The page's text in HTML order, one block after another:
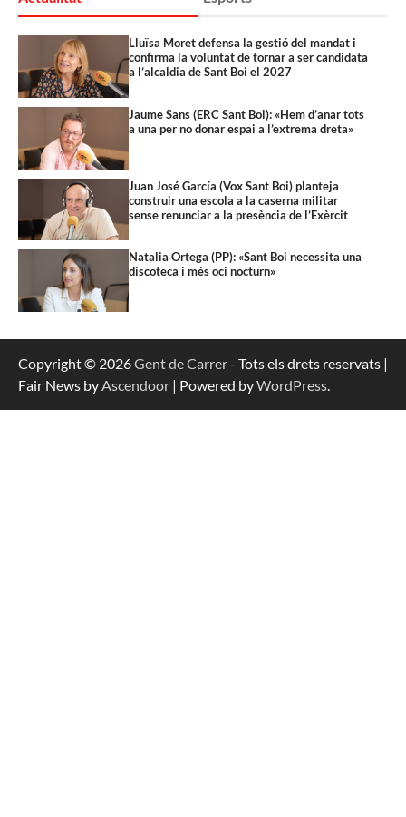
Lluïsa Moret defensa la gestió del mandat i
confirma la voluntat de tornar a ser candidata
a l’alcaldia de Sant Boi el 2027
Jaume Sans (ERC Sant Boi): «Hem d’anar tots
a una per no donar espai a l’extrema dreta»
Juan José García (Vox Sant Boi) planteja
construir una escola a la caserna militar
sense renunciar a la presència de l’Exèrcit
Natalia Ortega (PP): «Sant Boi necessita una
discoteca i més oci nocturn»
Copyright © 2026Gent de Carrer- Tots els drets reservats |
Fair News byAscendoor | Powered byWordPress.